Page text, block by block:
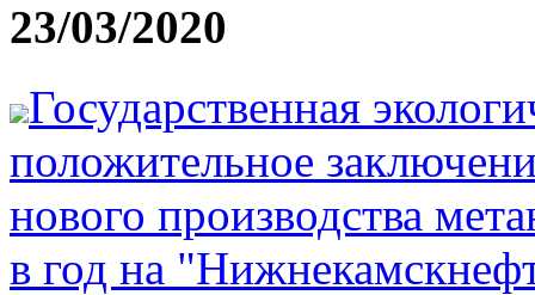
23/03/2020
Государственная
положительное
нового производства
в год на